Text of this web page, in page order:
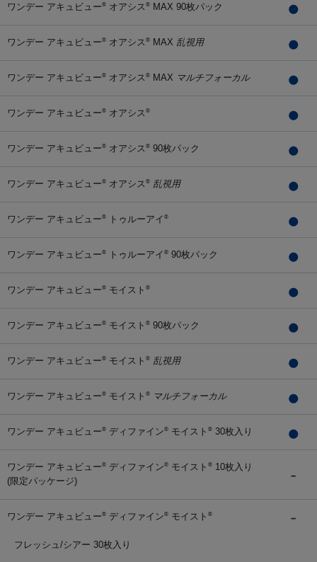
ワンデー アキュビュー® オアシス ® MAX 90枚パック
ワンデー アキュビュー® オアシス ® MAX 乱視用
ワンデー アキュビュー® オアシス ® MAX マルチフォーカル
ワンデー アキュビュー® オアシス ®
ワンデー アキュビュー® オアシス ® 90枚パック
ワンデー アキュビュー® オアシス ® 乱視用
ワンデー アキュビュー® トゥルーアイ ®
ワンデー アキュビュー® トゥルーアイ ® 90枚パック
ワンデー アキュビュー® モイスト ®
ワンデー アキュビュー® モイスト ® 90枚パック
ワンデー アキュビュー® モイスト ® 乱視用
ワンデー アキュビュー® モイスト ® マルチフォーカル
ワンデー アキュビュー® ディファイン® モイスト ® 30枚入り
ワンデー アキュビュー® ディファイン® モイスト ® 10枚入り
(限定パッケージ)
ワンデー アキュビュー® ディファイン® モイスト ®
フレッシュ/シアー 30枚入り